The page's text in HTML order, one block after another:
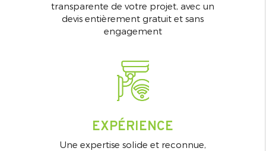
transparente de votre projet, avec un
devis entièrement gratuit et sans
engagement
EXPÉRIENCE
Une expertise solide et reconnue,